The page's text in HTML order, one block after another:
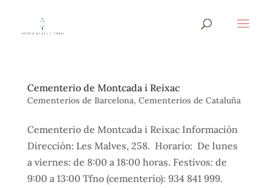
Cementerio de Montcada i Reixac
Cementerios de Barcelona, Cementerios de Cataluña
Cementerio de Montcada i Reixac Información
Dirección: Les Malves, 258. Horario: De lunes
a viernes: de 8:00 a 18:00 horas. Festivos: de
9:00 a 13:00 Tfno (cementerio): 934 841 999.